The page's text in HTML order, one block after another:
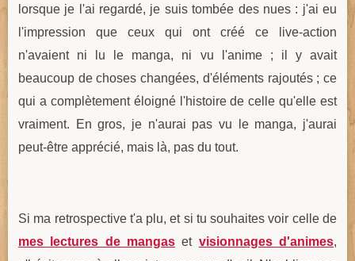
lorsque je l'ai regardé, je suis tombée des nues : j'ai eu
l'impression que ceux qui ont créé ce live-action
n'avaient ni lu le manga, ni vu l'anime ; il y avait
beaucoup de choses changées, d'éléments rajoutés ; ce
qui a complètement éloigné l'histoire de celle qu'elle est
vraiment. En gros, je n'aurai pas vu le manga, j'aurai
peut-être apprécié, mais là, pas du tout.
Si ma retrospective t'a plu, et si tu souhaites voir celle de
mes lectures de mangas et visionnages d'animes,